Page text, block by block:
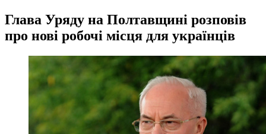
Глава Уряду на Полтавщині розповів
про нові робочі місця для українців